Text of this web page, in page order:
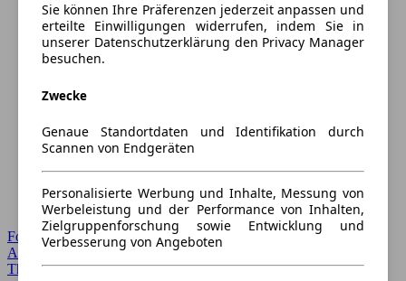
Forum Startseite
Alle Auto-Foren
Themen-Forum
Sie können Ihre Präferenzen jederzeit anpassen und
erteilte Einwilligungen widerrufen, indem Sie in
unserer Datenschutzerklärung den Privacy Manager
besuchen.
Zwecke
Genaue Standortdaten und Identifikation durch
Scannen von Endgeräten
Personalisierte Werbung und Inhalte, Messung von
Werbeleistung und der Performance von Inhalten,
Zielgruppenforschung sowie Entwicklung und
Verbesserung von Angeboten